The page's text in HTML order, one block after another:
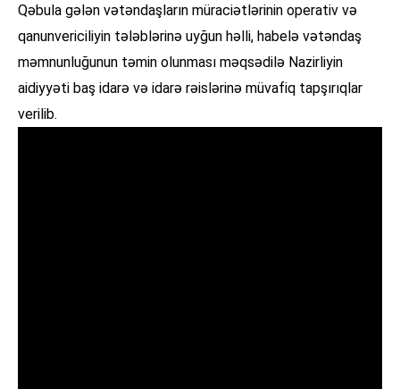
Qəbula gələn vətəndaşların müraciətlərinin operativ və
qanunvericiliyin tələblərinə uyğun həlli, habelə vətəndaş
məmnunluğunun təmin olunması məqsədilə Nazirliyin
aidiyyəti baş idarə və idarə rəislərinə müvafiq tapşırıqlar
verilib.